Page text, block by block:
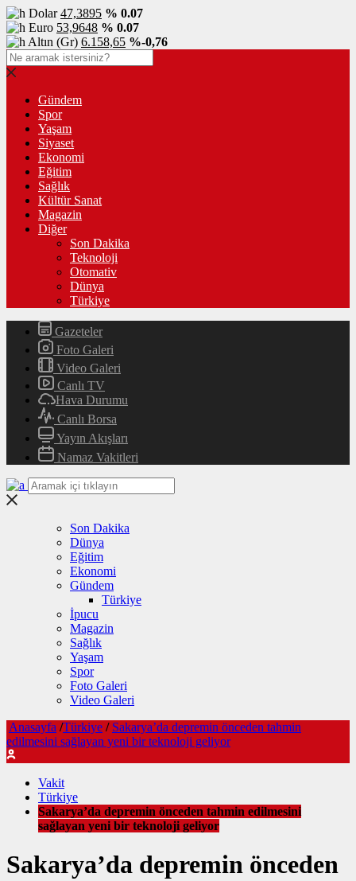
Dolar47,3895 % 0.07
Euro 53,9648 % 0.07
Altın (Gr) 6.158,65 %-0,76
Gündem
Spor
Yaşam
Siyaset
Ekonomi
Eğitim
Sağlık
Kültür Sanat
Magazin
Diğer
Son Dakika
Teknoloji
Otomativ
Dünya
Türkiye
Gazeteler
Foto Galeri
Video Galeri
Canlı TV
Hava Durumu
Canlı Borsa
Yayın Akışları
Namaz Vakitleri
Son Dakika
Dünya
Eğitim
Ekonomi
Gündem
Türkiye
İpucu
Magazin
Sağlık
Yaşam
Spor
Foto Galeri
Video Galeri
Anasayfa /Türkiye / Sakarya’da depremin önceden tahmin
edilmesini sağlayan yeni bir teknoloji geliyor
Vakit
Türkiye
Sakarya’da depremin önceden tahmin edilmesini
sağlayan yeni bir teknoloji geliyor
Sakarya’da depremin önceden